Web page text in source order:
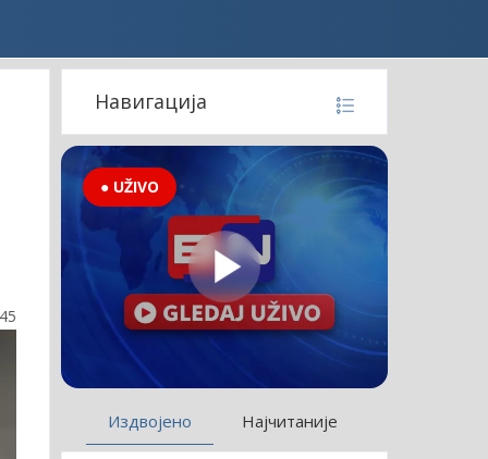
Навигација
● UŽIVO
Издвојено Најчитаније